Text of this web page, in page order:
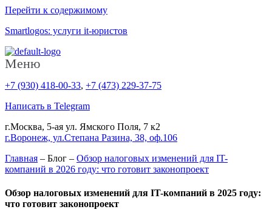
Перейти к содержимому
Smartlogos: услуги it-юристов
Меню
+7 (930) 418-00-33, +7 (473) 229-37-75
Написать в Telegram
г.Москва, 5-ая ул. Ямского Поля, 7 к2
г.Воронеж, ул.Степана Разина, 38, оф.106
Главная – Блог – Обзор налоговых изменений для IT-
компаний в 2026 году: что готовит законопроект
Обзор налоговых изменений для IT-компаний в 2025 году:
что готовит законопроект